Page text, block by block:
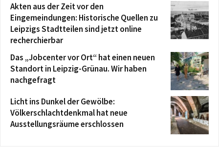
Akten aus der Zeit vor den
Eingemeindungen: Historische Quellen zu
Leipzigs Stadtteilen sind jetzt online
recherchierbar
Das „Jobcenter vor Ort“ hat einen neuen
Standort in Leipzig-Grünau. Wir haben
nachgefragt
Licht ins Dunkel der Gewölbe:
Völkerschlachtdenkmal hat neue
Ausstellungsräume erschlossen